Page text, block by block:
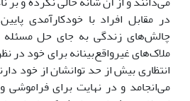
در مقابل افراد با خودکارآمدی
چالش‌های زندگی به جای حل مسئله
ملاک‌های غیرواقع‌بینانه برای خود در
انتظاری بیش از حد توانشان از خود
می‌انجامد و در نهایت برای فراموشی و